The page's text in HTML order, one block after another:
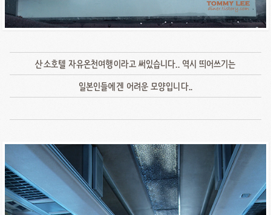
산소호텔 자유온천여행이라고 써있습니다.. 역시 띄어쓰기는
일본인들에겐 어려운 모양입니다..